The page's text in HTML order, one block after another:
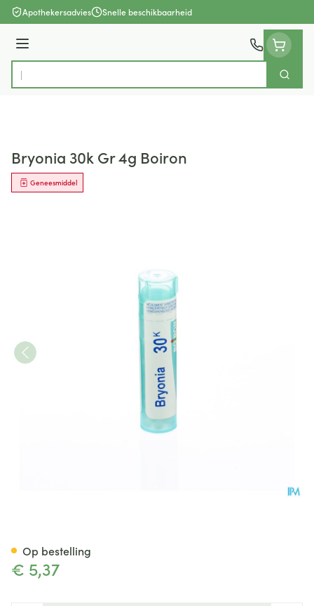
Ga naar de inhoud
Apothekersadvies Snelle beschikbaarheid
Menu
Product, merk, categorie...
Zoek
Bryonia 30k Gr 4g Boiron
Geneesmiddel
€ 5,37
Op bestelling